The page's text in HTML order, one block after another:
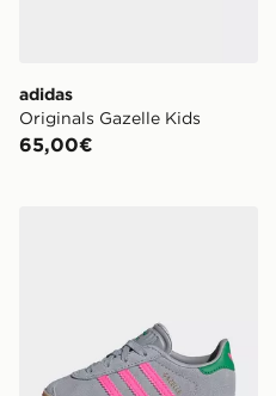
adidas
Originals Gazelle Kids
65,00€